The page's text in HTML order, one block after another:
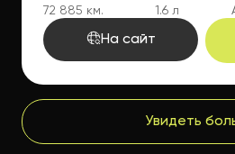
72 885 км.
1.6 л
На сайт
Увидеть